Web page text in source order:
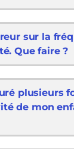
sur la
Que faire ?
plusieurs
de mon